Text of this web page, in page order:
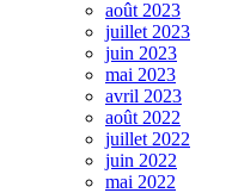
août 2023
juillet 2023
juin 2023
mai 2023
avril 2023
août 2022
juillet 2022
juin 2022
mai 2022